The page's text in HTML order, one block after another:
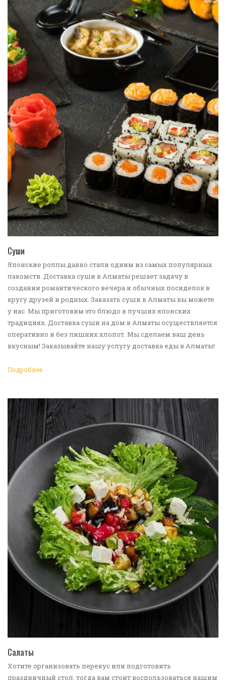
Суши
Японские роллы давно стали одним из самых популярных
лакомств. Доставка суши в Алматы решает задачу в
создании романтического вечера и обычных посиделок в
кругу друзей и родных. Заказать суши в Алматы вы можете
у нас. Мы приготовим это блюдо в лучших японских
традициях. Доставка суши на дом в Алматы осуществляется
оперативно и без лишних хлопот. Мы сделаем ваш день
вкусным! Заказывайте нашу услугу доставка еды в Алматы!
Подробнее
Салаты
Хотите организовать перекус или подготовить
праздничный стол, тогда вам стоит воспользоваться нашим